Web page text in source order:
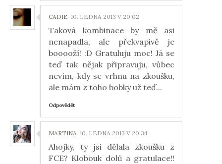
CADIE 10. LEDNA 2013 V 20:02
Taková kombinace by mě asi
nenapadla, ale překvapivě je
booooží! :D Gratuluju moc! Já se
teď tak nějak připravuju, vůbec
nevím, kdy se vrhnu na zkoušku,
ale mám z toho bobky už teď...
Odpovědět
MARTINA 10. LEDNA 2013 V 20:34
Ahojky, ty jsi dělala zkoušku z
FCE? Klobouk dolů a gratulace!!